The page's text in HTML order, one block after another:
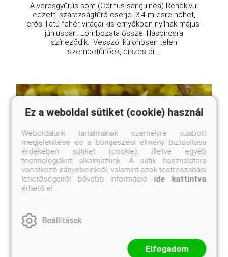
A veresgyűrűs som (Cornus sanguinea) Rendkívül
edzett, szárazságtűrő cserje. 3-4 m-esre nőhet,
erős illatú fehér virágai kis ernyőkben nyílnak május-
júniusban. Lombozata ősszel liláspirosra
színeződik. Vesszői különösen télen
szembetűnőek, díszes bí ...
Weber's Favorit pompás aranyfa, aranyvessző
Forsythia x intermedia 'Weber's Favorit'
Ez a weboldal sütiket (cookie) használ
Weboldalunk tartalmának személyre szabott
megjelenítése és a böngészési élmény biztosítása
érdekében sütiket (cookie), illetve egyéb
technológiákat alkalmazunk. A sütik használatára
vonatkozó irányelveinkről, valamint azok testreszabási
lehetőségeiről bővebb információ ide kattintva
érhető el.
Beállítások
Elfogadom